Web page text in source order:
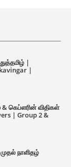
|
|
கெப்ளரின் விதிகள்
| Group 2 &
நாளிதழ்